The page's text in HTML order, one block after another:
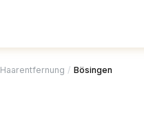
Haarentfernung / Bösingen